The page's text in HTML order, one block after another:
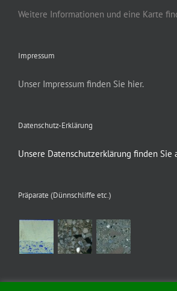
Weitere Informationen und eine Karte
Impressum
Unser Impressum finden Sie hier.
Datenschutz-Erklärung
Unsere Datenschutzerklärung finden Sie
Präparate (Dünnschliffe etc.)